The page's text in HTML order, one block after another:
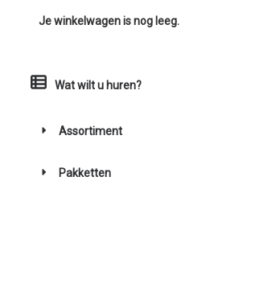
Je winkelwagen is nog leeg.
Wat wilt u huren?
Assortiment
Pakketten